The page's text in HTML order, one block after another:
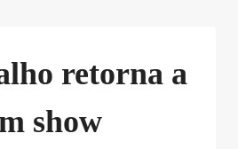
retorna a
show